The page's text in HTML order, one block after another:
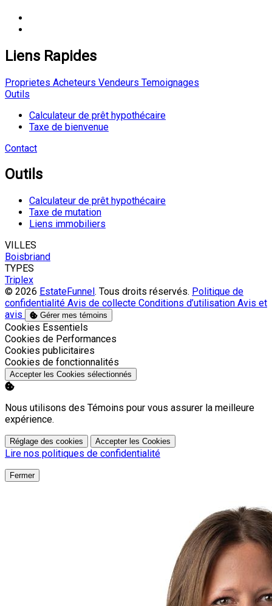
Liens Rapides
Proprietes Acheteurs Vendeurs Temoignages
Outils
Calculateur de prêt hypothécaire
Taxe de bienvenue
Contact
Outils
Calculateur de prêt hypothécaire
Taxe de mutation
Liens immobiliers
VILLES
Boisbriand
TYPES
Triplex
© 2026 EstateFunnel . Tous droits réservés. Politique de
confidentialité Avis de collecte Conditions d’utilisation Avis et
avis
Gérer mes témoins
Activer
Cookies Essentiels
Activer
Cookies de Performances
Activer
Cookies publicitaires
Activer
Cookies de fonctionnalités
Accepter les Cookies sélectionnés
Nous utilisons des Témoins pour vous assurer la meilleure
expérience.
Réglage des cookies Accepter les Cookies
Lire nos politiques de confidentialité
Fermer